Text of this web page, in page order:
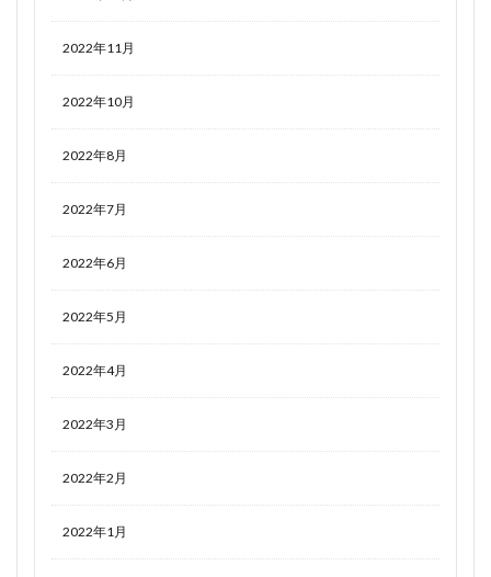
2022年11月
2022年10月
2022年8月
2022年7月
2022年6月
2022年5月
2022年4月
2022年3月
2022年2月
2022年1月